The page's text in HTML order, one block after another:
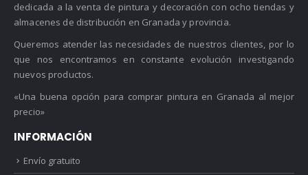
dedicada a la venta de pintura y decoración con ocho tiendas y
almacenes de distribución en Granada y provincia.
Queremos atender las necesidades de nuestros clientes, por lo
que nos encontramos en constante evolución investigando
nuevos productos.
«Una buena opción para comprar pintura en Granada al mejor
precio»
INFORMACIÓN
Envío gratuito